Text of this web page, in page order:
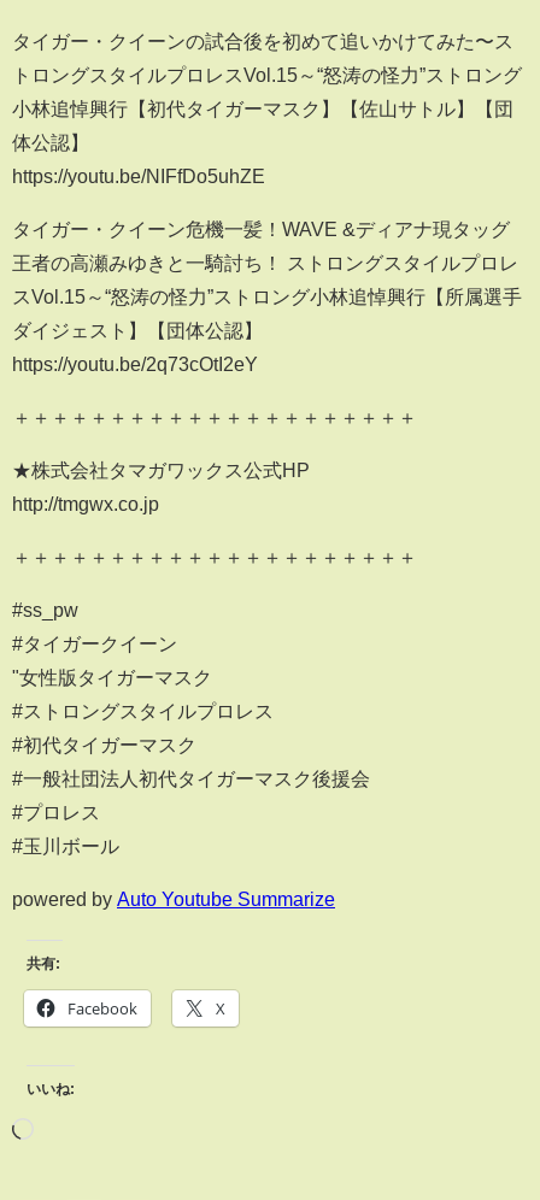
タイガー・クイーンの試合後を初めて追いかけてみた〜ス
トロングスタイルプロレスVol.15～“怒涛の怪力”ストロング
小林追悼興行【初代タイガーマスク】【佐山サトル】【団
体公認】
https://youtu.be/NIFfDo5uhZE
タイガー・クイーン危機一髪！WAVE &ディアナ現タッグ
王者の高瀬みゆきと一騎討ち！ ストロングスタイルプロレ
スVol.15～“怒涛の怪力”ストロング小林追悼興行【所属選手
ダイジェスト】【団体公認】
https://youtu.be/2q73cOtI2eY
＋＋＋＋＋＋＋＋＋＋＋＋＋＋＋＋＋＋＋＋＋
★株式会社タマガワックス公式HP
http://tmgwx.co.jp
＋＋＋＋＋＋＋＋＋＋＋＋＋＋＋＋＋＋＋＋＋
#ss_pw
#タイガークイーン
"女性版タイガーマスク
#ストロングスタイルプロレス
#初代タイガーマスク
#一般社団法人初代タイガーマスク後援会
#プロレス
#玉川ボール
powered by Auto Youtube Summarize
共有:
Facebook X
いいね: